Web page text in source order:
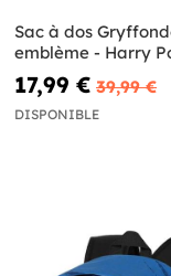
Sac à dos
emblème - Harry
17,99 € 39,99 €
DISPONIBLE